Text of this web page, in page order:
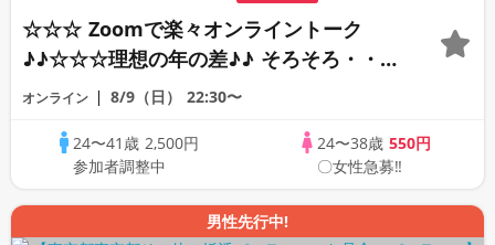
☆☆☆ Zoomで楽々オンライントーク
♪♪☆☆☆理想の年の差♪♪ そろそろ・・・
素敵な恋人見つけたい♪ ♪☆カジュアルな
行あり♪♪
オンライン 8/9（日） 22:30〜
24〜41歳 2,500円
参加者調整中
24〜38歳 550円
〇女性急募‼
男性先行中!